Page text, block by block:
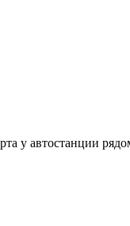
у автостанции